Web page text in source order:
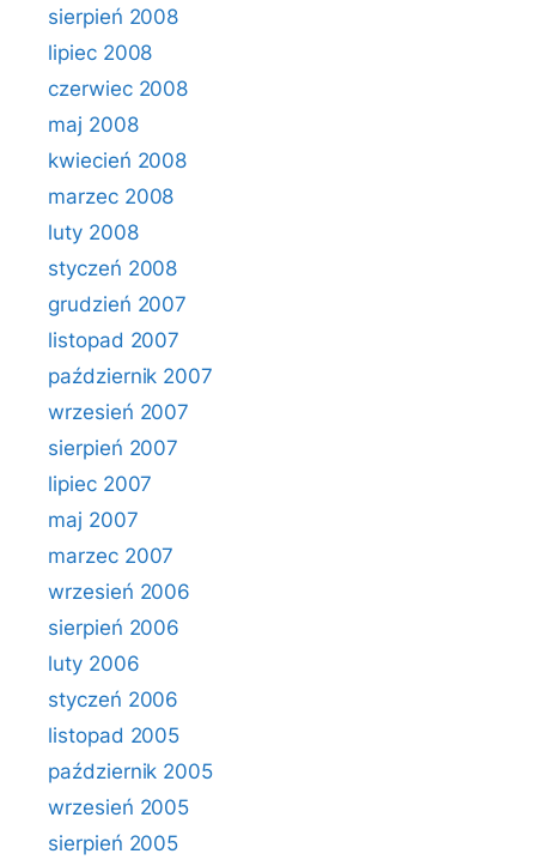
sierpień 2008
lipiec 2008
czerwiec 2008
maj 2008
kwiecień 2008
marzec 2008
luty 2008
styczeń 2008
grudzień 2007
listopad 2007
październik 2007
wrzesień 2007
sierpień 2007
lipiec 2007
maj 2007
marzec 2007
wrzesień 2006
sierpień 2006
luty 2006
styczeń 2006
listopad 2005
październik 2005
wrzesień 2005
sierpień 2005